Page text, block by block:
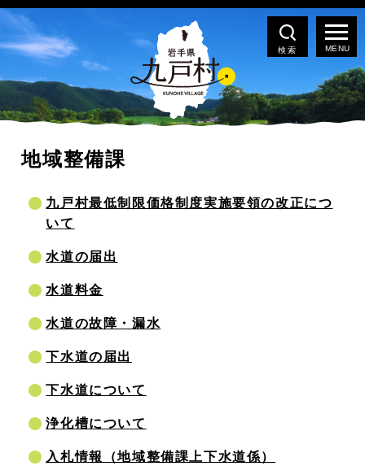
検索
地域整備課
九戸村最低制限価格制度実施要領の改正につ
いて
水道の届出
水道料金
水道の故障・漏水
下水道の届出
下水道について
浄化槽について
入札情報（地域整備課上下水道係）